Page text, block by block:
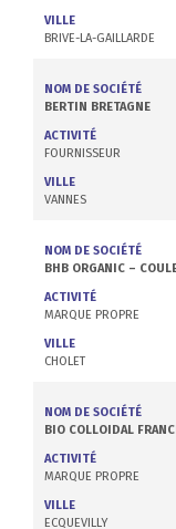
VILLE
BRIVE-LA-GAILLARDE
NOM DE SOCIÉTÉ
BERTIN BRETAGNE
ACTIVITÉ
FOURNISSEUR
VILLE
VANNES
NOM DE SOCIÉTÉ
BHB ORGANIC –
ACTIVITÉ
MARQUE PROPRE
VILLE
CHOLET
NOM DE SOCIÉTÉ
BIO COLLOIDAL
ACTIVITÉ
MARQUE PROPRE
VILLE
ECQUEVILLY